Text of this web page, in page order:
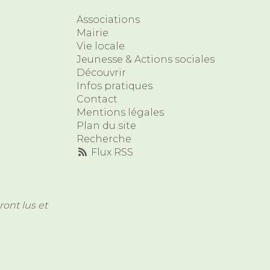
lus et
Associations
Mairie
Vie locale
Jeunesse & Actions sociales
Découvrir
Infos pratiques
Contact
Mentions légales
Plan du site
Recherche
Flux RSS